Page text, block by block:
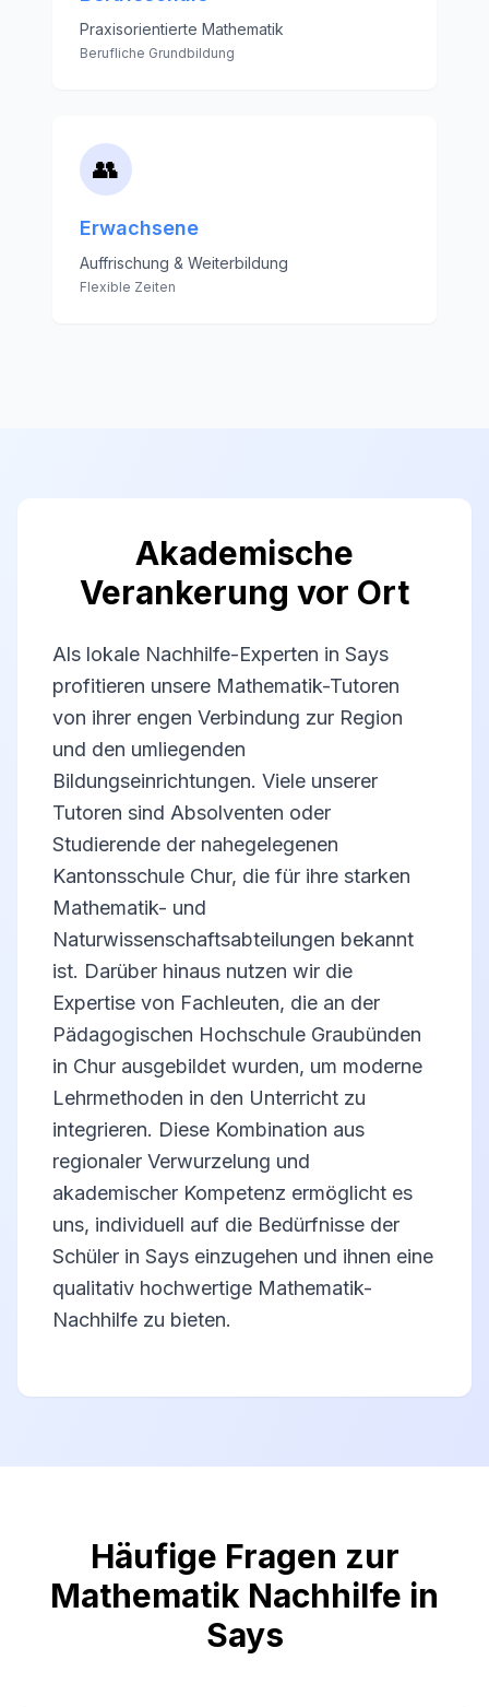
Praxisorientierte Mathematik
Berufliche Grundbildung
👥
Erwachsene
Auffrischung & Weiterbildung
Flexible Zeiten
Akademische
Verankerung vor Ort
Als lokale Nachhilfe-Experten in Says
profitieren unsere Mathematik-Tutoren
von ihrer engen Verbindung zur Region
und den umliegenden
Bildungseinrichtungen. Viele unserer
Tutoren sind Absolventen oder
Studierende der nahegelegenen
Kantonsschule Chur, die für ihre starken
Mathematik- und
Naturwissenschaftsabteilungen bekannt
ist. Darüber hinaus nutzen wir die
Expertise von Fachleuten, die an der
Pädagogischen Hochschule Graubünden
in Chur ausgebildet wurden, um moderne
Lehrmethoden in den Unterricht zu
integrieren. Diese Kombination aus
regionaler Verwurzelung und
akademischer Kompetenz ermöglicht es
uns, individuell auf die Bedürfnisse der
Schüler in Says einzugehen und ihnen eine
qualitativ hochwertige Mathematik-
Nachhilfe zu bieten.
Häufige Fragen zur
Mathematik Nachhilfe in
Says